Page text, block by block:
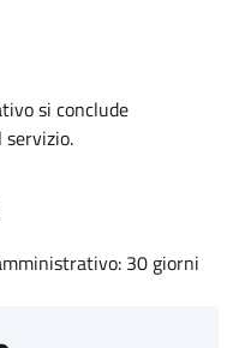
si conclude
30 giorni